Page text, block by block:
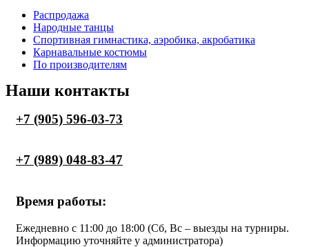
МенюРаспродажа
Народные танцы
Спортивная гимнастика, аэробика, акробатика
Карнавальные костюмы
По производителям
Наши контакты
+7 (905) 596-03-73
+7 (989) 048-83-47
Время работы:
Ежедневно с 11:00 до 18:00 (Cб, Вс – выезды на турниры.
Информацию уточняйте у администратора)